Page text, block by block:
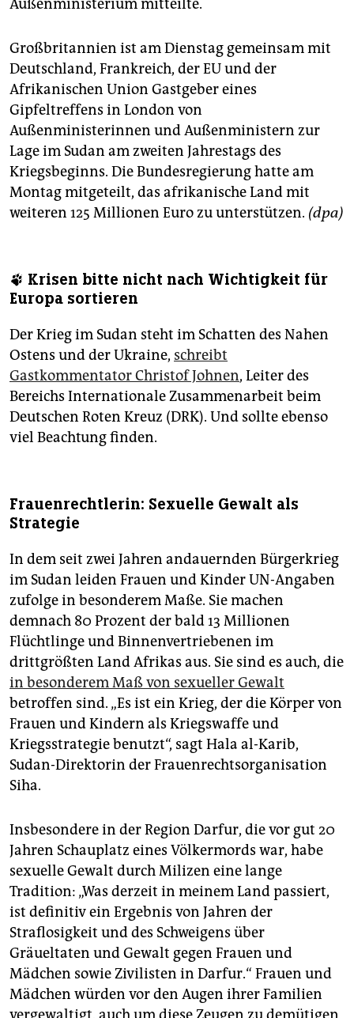
Außenministerium mitteilte.
Großbritannien ist am Dienstag gemeinsam mit
Deutschland, Frankreich, der EU und der
Afrikanischen Union Gastgeber eines
Gipfeltreffens in London von
Außenministerinnen und Außenministern zur
Lage im Sudan am zweiten Jahrestags des
Kriegsbeginns. Die Bundesregierung hatte am
Montag mitgeteilt, das afrikanische Land mit
weiteren 125 Millionen Euro zu unterstützen. (dpa)
🐾 Krisen bitte nicht nach Wichtigkeit für
Europa sortieren
Der Krieg im Sudan steht im Schatten des Nahen
Ostens und der Ukraine, schreibt
Gastkommentator Christof Johnen, Leiter des
Bereichs Internationale Zusammen­arbeit beim
Deutschen Roten Kreuz (DRK). Und sollte ebenso
viel Beachtung finden.
Frauenrechtlerin: Sexuelle Gewalt als
Strategie
In dem seit zwei Jahren andauernden Bürgerkrieg
im Sudan leiden Frauen und Kinder UN-Angaben
zufolge in besonderem Maße. Sie machen
demnach 80 Prozent der bald 13 Millionen
Flüchtlinge und Binnenvertriebenen im
drittgrößten Land Afrikas aus. Sie sind es auch, die
in besonderem Maß von sexueller Gewalt
betroffen sind. „Es ist ein Krieg, der die Körper von
Frauen und Kindern als Kriegswaffe und
Kriegsstrategie benutzt“, sagt Hala al-Karib,
Sudan-Direktorin der Frauenrechtsorganisation
Siha.
Insbesondere in der Region Darfur, die vor gut 20
Jahren Schauplatz eines Völkermords war, habe
sexuelle Gewalt durch Milizen eine lange
Tradition: „Was derzeit in meinem Land passiert,
ist definitiv ein Ergebnis von Jahren der
Straflosigkeit und des Schweigens über
Gräueltaten und Gewalt gegen Frauen und
Mädchen sowie Zivilisten in Darfur.“ Frauen und
Mädchen würden vor den Augen ihrer Familien